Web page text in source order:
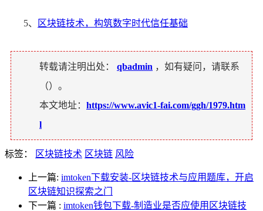
5、 区块链技术，构筑数字时代信任基础
转载请注明出处： qbadmin ，如有疑问，请联系
（）。
本文地址： https://www.avic1-fai.com/ggh/1979.htm
l
标签： 区块链技术 区块链 风险
上一篇: imtoken下载安装-区块链技术与应用题库，开启
区块链知识探索之门
下一篇 : imtoken钱包下载-制造业是否应使用区块链技